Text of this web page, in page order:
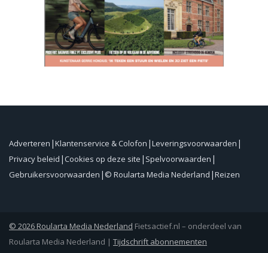
Adverteren Klantenservice & Colofon Leveringsvoorwaarden
Privacy beleid Cookies op deze site Spelvoorwaarden
Gebruikersvoorwaarden © Roularta Media Nederland Reizen
© 2026 Roularta Media Nederland Fietsactief.nl – onderdeel van
Roularta Media Nederland | Tijdschrift abonnementen